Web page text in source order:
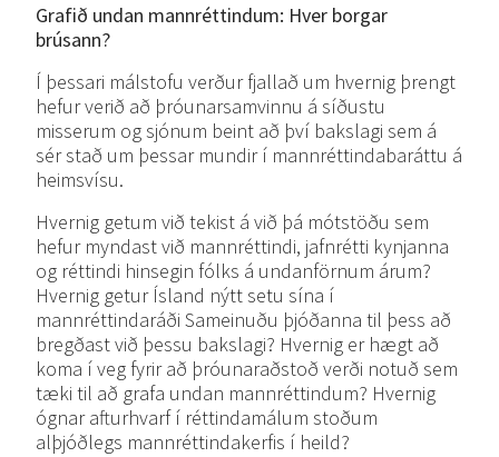
Grafið undan mannréttindum: Hver borgar
brúsann?
Í þessari málstofu verður fjallað um hvernig þrengt
hefur verið að þróunarsamvinnu á síðustu
misserum og sjónum beint að því bakslagi sem á
sér stað um þessar mundir í mannréttindabaráttu á
heimsvísu.
Hvernig getum við tekist á við þá mótstöðu sem
hefur myndast við mannréttindi, jafnrétti kynjanna
og réttindi hinsegin fólks á undanförnum árum?
Hvernig getur Ísland nýtt setu sína í
mannréttindaráði Sameinuðu þjóðanna til þess að
bregðast við þessu bakslagi? Hvernig er hægt að
koma í veg fyrir að þróunaraðstoð verði notuð sem
tæki til að grafa undan mannréttindum? Hvernig
ógnar afturhvarf í réttindamálum stoðum
alþjóðlegs mannréttindakerfis í heild?